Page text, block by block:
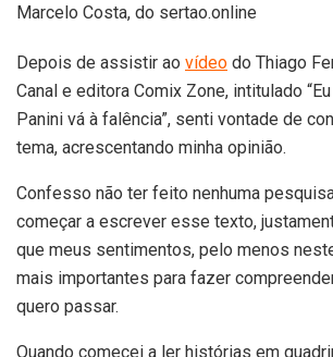
Marcelo Costa, do sertao.online
Depois de assistir ao vídeo do Thiago
Canal e editora Comix Zone, intitulado
Panini vá à falência”, senti vontade de
tema, acrescentando minha opinião.
Confesso não ter feito nenhuma
começar a escrever esse texto,
que meus sentimentos, pelo menos
mais importantes para fazer
quero passar.
Quando comecei a ler histórias em